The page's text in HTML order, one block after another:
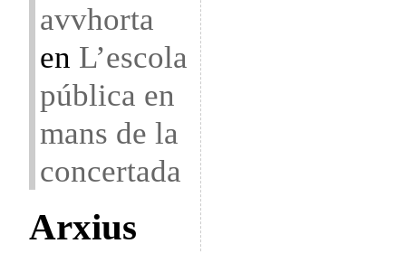
avvhorta
en L’escola
pública en
mans de la
concertada
Arxius